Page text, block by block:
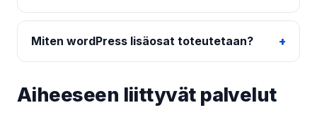
Miten wordPress lisäosat toteutetaan?
Aiheeseen liittyvät palvelut